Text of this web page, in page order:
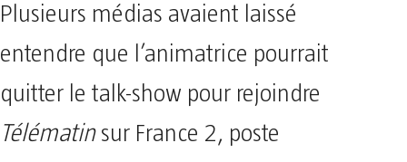
Plusieurs médias avaient laissé
entendre que l’animatrice pourrait
quitter le talk-show pour rejoindre
Télématinsur France 2, poste